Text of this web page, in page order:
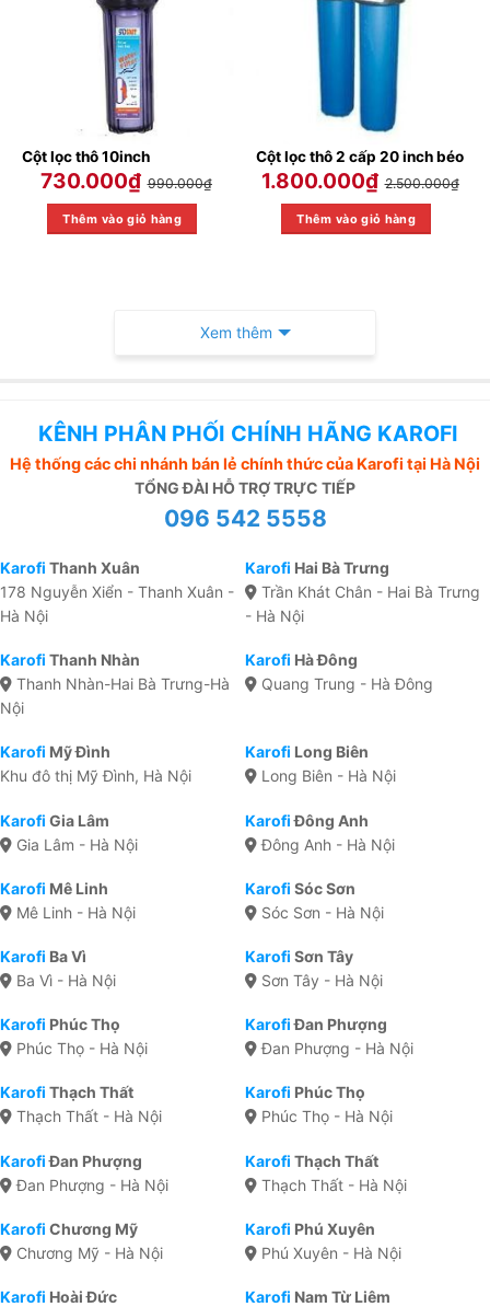
Cột lọc thô 10inch
730.000₫ 990.000₫
Thêm vào giỏ hàng
Cột lọc thô 2 cấp 20 inch béo
1.800.000₫ 2.500.000₫
Thêm vào giỏ hàng
Xem thêm
KÊNH PHÂN PHỐI CHÍNH HÃNG KAROFI
Hệ thống các chi nhánh bán lẻ chính thức của Karofi tại Hà Nội
TỔNG ĐÀI HỖ TRỢ TRỰC TIẾP
096 542 5558
Karofi Thanh Xuân
178 Nguyễn Xiển - Thanh Xuân -
Hà Nội
Karofi Hai Bà Trưng
Trần Khát Chân - Hai Bà Trưng
- Hà Nội
Karofi Thanh Nhàn
Thanh Nhàn-Hai Bà Trưng-Hà
Nội
Karofi Hà Đông
Quang Trung - Hà Đông
Karofi Mỹ Đình
Khu đô thị Mỹ Đình, Hà Nội
Karofi Long Biên
Long Biên - Hà Nội
Karofi Gia Lâm
Gia Lâm - Hà Nội
KarofiĐông Anh
Đông Anh - Hà Nội
Karofi Mê Linh
Mê Linh - Hà Nội
Karofi Sóc Sơn
Sóc Sơn - Hà Nội
Karofi Ba Vì
Ba Vì - Hà Nội
Karofi Sơn Tây
Sơn Tây - Hà Nội
Karofi Phúc Thọ
Phúc Thọ - Hà Nội
KarofiĐan Phượng
Đan Phượng - Hà Nội
Karofi Thạch Thất
Thạch Thất - Hà Nội
Karofi Phúc Thọ
Phúc Thọ - Hà Nội
KarofiĐan Phượng
Đan Phượng - Hà Nội
Karofi Thạch Thất
Thạch Thất - Hà Nội
Karofi Chương Mỹ
Chương Mỹ - Hà Nội
Karofi Phú Xuyên
Phú Xuyên - Hà Nội
Karofi Hoài Đức
Karofi Nam Từ Liêm